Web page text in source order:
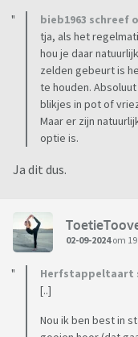
bieb1963 schreef
tja, als het
hou je daar
zelden gebeurt is
te houden.
blikjes in pot of
Maar er zijn
optie is.
Ja dit dus.
02-09-2024om
Herfstappeltaart
[..]
Nou ik ben best in